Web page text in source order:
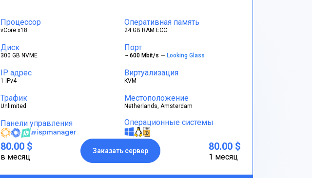
Процессор
vCore x18
Оперативная память
24 GB RAM ECC
Диск
300 GB NVME
Порт
~ 600 Mbit/s —Looking Glass
IP адрес
1 IPv4
Виртуализация
KVM
Трафик
Unlimited
Местоположение
Netherlands, Amsterdam
Панели управления Операционные системы
80.00 $
в месяц
Заказать сервер 80.00 $
1 месяц